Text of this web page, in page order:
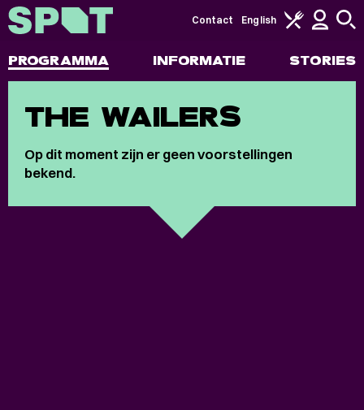
PROGRAMMA INFORMATIE STORIES
Contact English
THE WAILERS
Op dit moment zijn er geen voorstellingen
bekend.